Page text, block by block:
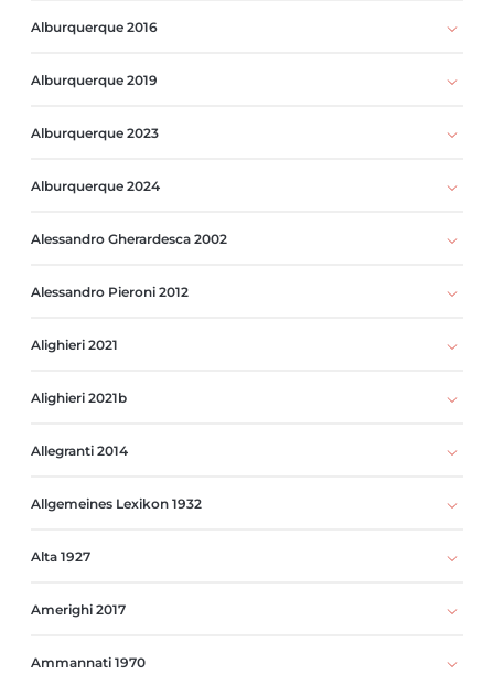
Alburquerque 2016
Alburquerque 2019
Alburquerque 2023
Alburquerque 2024
Alessandro Gherardesca 2002
Alessandro Pieroni 2012
Alighieri 2021
Alighieri 2021b
Allegranti 2014
Allgemeines Lexikon 1932
Alta 1927
Amerighi 2017
Ammannati 1970